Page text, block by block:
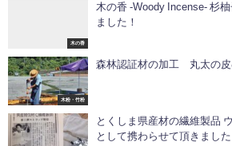
木の香
木の香 -Woody Incense- 杉
ました！
木粉・竹粉
森林認証材の加工 丸太の皮
とくしま県産材の繊維製品 ウッドアクショントクシマ
として携わらせて頂きました